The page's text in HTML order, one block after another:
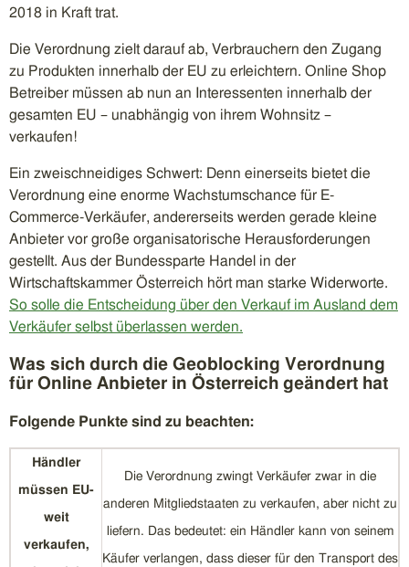
2018 in Kraft trat.
Die Verordnung zielt darauf ab, Verbrauchern den Zugang
zu Produkten innerhalb der EU zu erleichtern. Online Shop
Betreiber müssen ab nun an Interessenten innerhalb der
gesamten EU – unabhängig von ihrem Wohnsitz –
verkaufen!
Ein zweischneidiges Schwert: Denn einerseits bietet die
Verordnung eine enorme Wachstumschance für E-
Commerce-Verkäufer, andererseits werden gerade kleine
Anbieter vor große organisatorische Herausforderungen
gestellt. Aus der Bundessparte Handel in der
Wirtschaftskammer Österreich hört man starke Widerworte.
So solle die Entscheidung über den Verkauf im Ausland dem
Verkäufer selbst überlassen werden.
Was sich durch die Geoblocking Verordnung
für Online Anbieter in Österreich geändert hat
Folgende Punkte sind zu beachten:
Händler
müssen EU-
weit
verkaufen,
Die Verordnung zwingt Verkäufer zwar in die
anderen Mitgliedstaaten zu verkaufen, aber nicht zu
liefern. Das bedeutet: ein Händler kann von seinem
Käufer verlangen, dass dieser für den Transport des